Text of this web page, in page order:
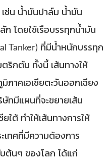
ช่น น้ำมันปาล์ม น้ำมัน
ก โดยใช้เรือบรรทุกน้ำมัน
Tanker) ที่มีน้ำหนักบรรทุก
ริกตัน ทั้งนี้ เส้นทางให้
ภาคเอเชียตะวันออกเฉียง
ษัทมีแผนที่จะขยายเส้น
ใต้ ทำให้เส้นทางการให้
เทศที่มีความต้องการ
ต้นๆ ของโลก ได้แก่